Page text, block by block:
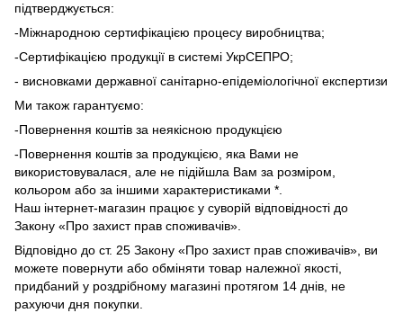
підтверджується:
-Міжнародною сертифікацією процесу виробництва;
-Сертифікацією продукції в системі УкрСЕПРО;
- висновками державної санітарно-епідеміологічної експертизи
Ми також гарантуємо:
-Повернення коштів за неякісною продукцією
-Повернення коштів за продукцією, яка Вами не
використовувалася, але не підійшла Вам за розміром,
кольором або за іншими характеристиками *.
Наш інтернет-магазин працює у суворій відповідності до
Закону «Про захист прав споживачів».
Відповідно до ст. 25 Закону «Про захист прав споживачів», ви
можете повернути або обміняти товар належної якості,
придбаний у роздрібному магазині протягом 14 днів, не
рахуючи дня покупки.